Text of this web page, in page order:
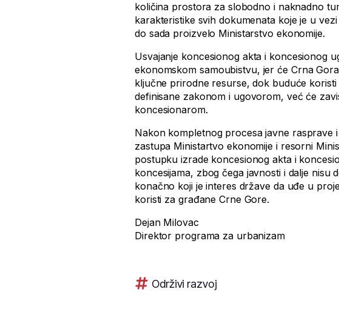
količina prostora za slobodno i naknadno
karakteristike svih dokumenata koje je u
do sada proizvelo Ministarstvo ekonomije.
Usvajanje koncesionog akta i koncesionog
ekonomskom samoubistvu, jer će Crna
ključne prirodne resurse, dok buduće
definisane zakonom i ugovorom, već će
koncesionarom.
Nakon kompletnog procesa javne rasprave
zastupa Ministartvo ekonomije i resorni
postupku izrade koncesionog akta i
koncesijama, zbog čega javnosti i dalje
konačno koji je interes države da uđe u
koristi za građane Crne Gore.
Dejan Milovac
Direktor programa za urbanizam
Održivi razvoj